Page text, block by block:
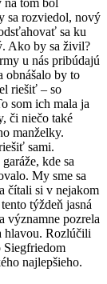
sa rozviedol, nový
sa ku
Ako by sa živil?
u nás pribúdajú
obnášalo by to
riešiť – so
som ich mala ja
či niečo také
manželky.
sami.
kde sa
My sme sa
čítali si v nejakom
týždeň jasná
významne pozrela
hlavou. Rozlúčili
Siegfriedom
najlepšieho.